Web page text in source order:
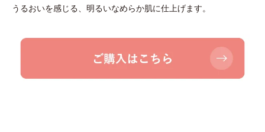
うるおいを感じる、明るいなめらか肌に仕上げます。